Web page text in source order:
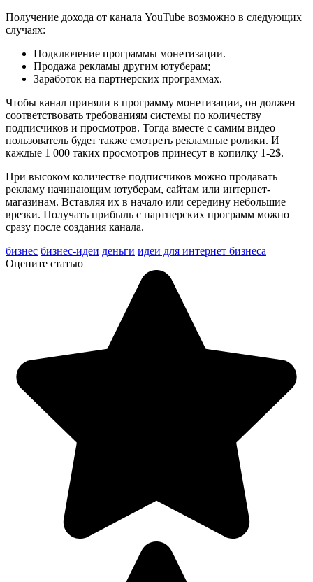
Получение дохода от канала YouTube возможно в следующих
случаях:
Подключение программы монетизации.
Продажа рекламы другим ютуберам;
Заработок на партнерских программах.
Чтобы канал приняли в программу монетизации, он должен
соответствовать требованиям системы по количеству
подписчиков и просмотров. Тогда вместе с самим видео
пользователь будет также смотреть рекламные ролики. И
каждые 1 000 таких просмотров принесут в копилку 1-2$.
При высоком количестве подписчиков можно продавать
рекламу начинающим ютуберам, сайтам или интернет-
магазинам. Вставляя их в начало или середину небольшие
врезки. Получать прибыль с партнерских программ можно
сразу после создания канала.
бизнес бизнес-идеи деньги идеи для интернет бизнеса
Оцените статью